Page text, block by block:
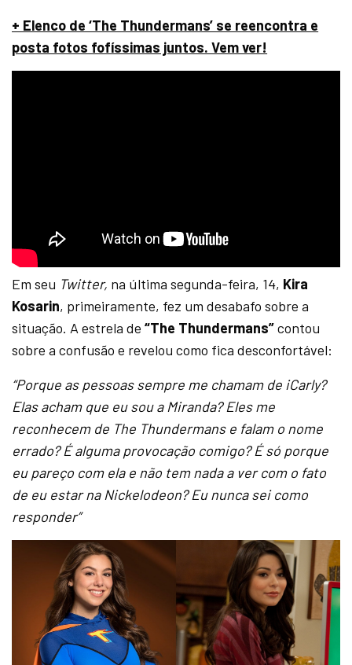
+ Elenco de ‘The Thundermans’ se reencontra e
posta fotos fofíssimas juntos. Vem ver!
Em seu Twitter, na última segunda-feira, 14, Kira
Kosarin, primeiramente, fez um desabafo sobre a
situação. A estrela de“The Thundermans”contou
sobre a confusão e revelou como fica desconfortável:
“Porque as pessoas sempre me chamam de iCarly?
Elas acham que eu sou a Miranda? Eles me
reconhecem de The Thundermans e falam o nome
errado? É alguma provocação comigo? É só porque
eu pareço com ela e não tem nada a ver com o fato
de eu estar na Nickelodeon? Eu nunca sei como
responder”